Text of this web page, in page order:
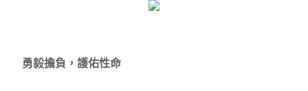
勇毅擔負，護佑性命